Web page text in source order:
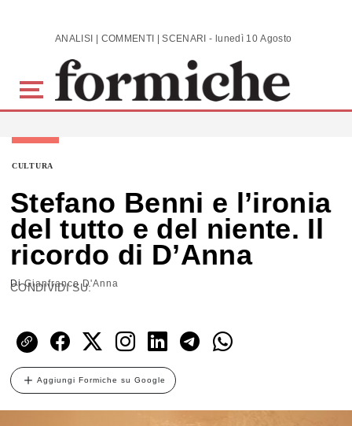
Skip to main content ANALISI | COMMENTI | SCENARI - lunedì 10 Agosto 2026
CULTURA
Stefano Benni e l’ironia
del tutto e del niente. Il
ricordo di D’Anna
DiGianfranco D'Anna
CONDIVIDI SU:
Aggiungi Formiche su Google